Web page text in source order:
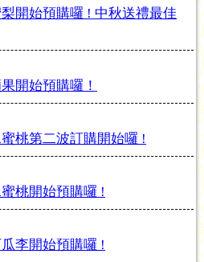
梨開始預購囉 ! 中秋送禮最佳
開始預購囉！
桃第二波訂購開始囉 !
桃開始預購囉 !
李開始預購囉 !